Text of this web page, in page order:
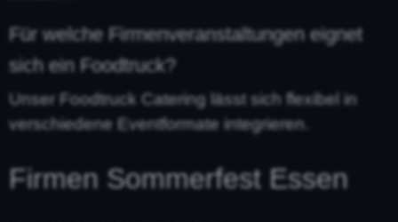
Für welche Firmenveranstaltungen eignet
sich ein Foodtruck?
Unser Foodtruck Catering lässt sich flexibel in
verschiedene Eventformate integrieren.
Firmen Sommerfest Essen